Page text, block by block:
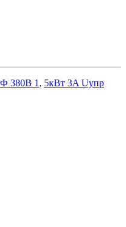
380В 1 , 5кВт 3A Uупр